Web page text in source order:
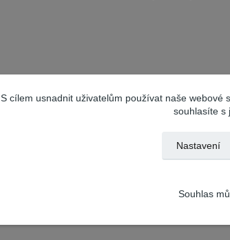
S cílem usnadnit uživatelům používat naše
souhlasíte s
Nastavení
Souhlas